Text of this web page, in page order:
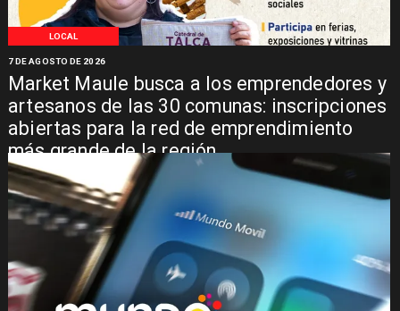
LOCAL
Market Maule busca a los emprendedores y
artesanos de las 30 comunas: inscripciones
abiertas para la red de emprendimiento
más grande de la región
7 DE AGOSTO DE 2026